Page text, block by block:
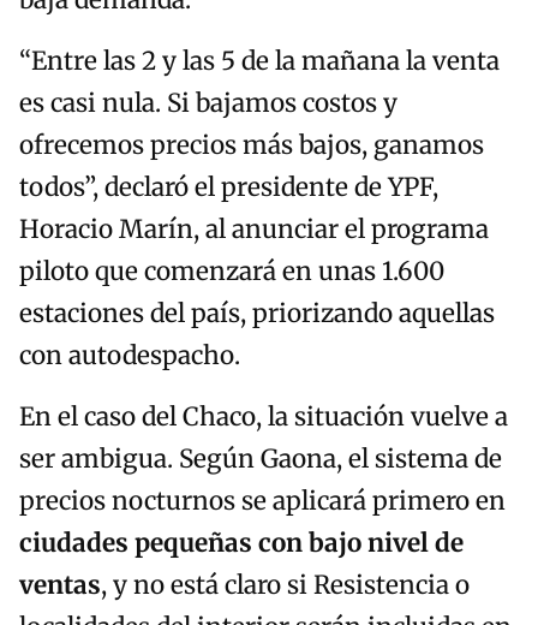
“Entre las 2 y las 5 de la mañana la venta
es casi nula. Si bajamos costos y
ofrecemos precios más bajos, ganamos
todos”, declaró el presidente de YPF,
Horacio Marín, al anunciar el programa
piloto que comenzará en unas 1.600
estaciones del país, priorizando aquellas
con autodespacho.
En el caso del Chaco, la situación vuelve a
ser ambigua. Según Gaona, el sistema de
precios nocturnos se aplicará primero en
ciudades pequeñas con bajo nivel de
ventas, y no está claro si Resistencia o